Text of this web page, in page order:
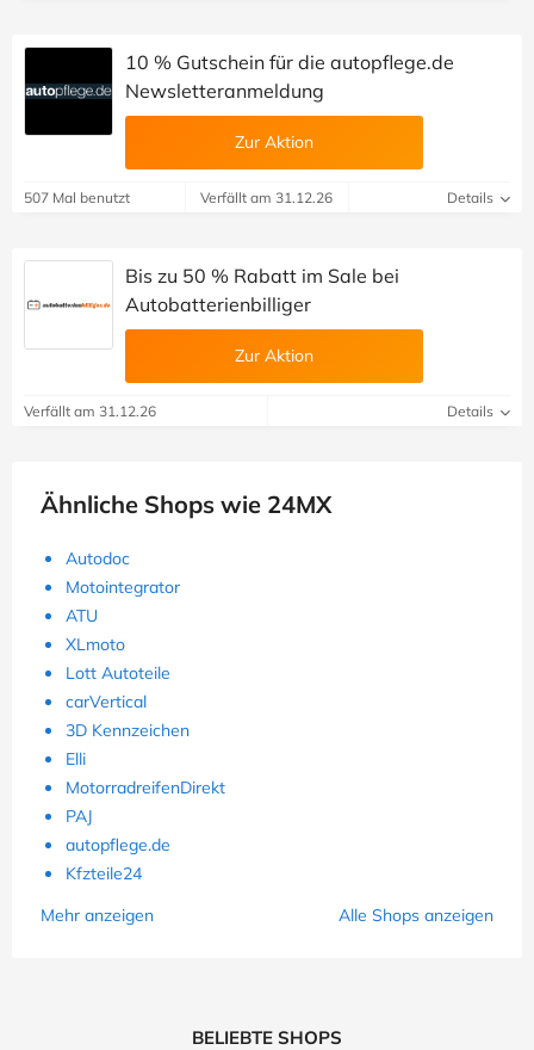
10 % Gutschein für die autopflege.de
Newsletteranmeldung
Zur Aktion
507 Mal benutzt Verfällt am 31.12.26 Details
Bis zu 50 % Rabatt im Sale bei
Autobatterienbilliger
Zur Aktion
Verfällt am 31.12.26 Details
Ähnliche Shops wie 24MX
Autodoc
Motointegrator
ATU
XLmoto
Lott Autoteile
carVertical
3D Kennzeichen
Elli
MotorradreifenDirekt
PAJ
autopflege.de
Kfzteile24
Mehr anzeigen
Alle Shops anzeigen
BELIEBTE SHOPS